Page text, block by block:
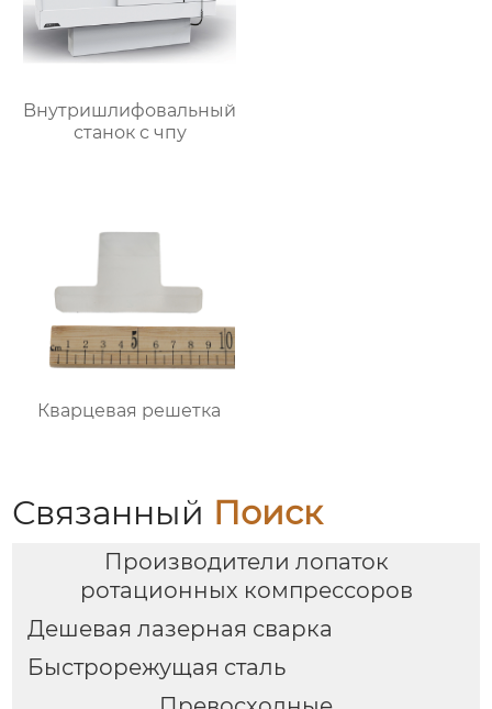
Bнутришлифовальный
станок с чпу
Кварцевая решетка
Связанный Поиск
Производители лопаток
ротационных компрессоров
Дешевая лазерная сварка
Быстрорежущая сталь